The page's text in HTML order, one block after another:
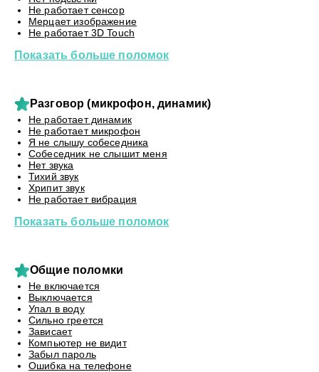
Не работает сенсор
Мерцает изображение
Не работает 3D Touch
Показать больше поломок
Разговор (микрофон, динамик)
Не работает динамик
Не работает микрофон
Я не слышу собеседника
Собеседник не слышит меня
Нет звука
Тихий звук
Хрипит звук
Не работает вибрация
Показать больше поломок
Общие поломки
Не включается
Выключается
Упал в воду
Сильно греется
Зависает
Компьютер не видит
Забыл пароль
Ошибка на телефоне